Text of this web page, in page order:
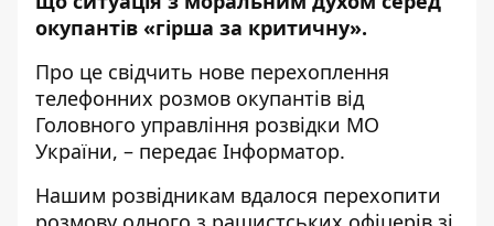
окупантів «гірша за критичну».
Про це свідчить нове перехоплення
телефонних розмов окупантів від
Головного управління розвідки МО
України, – передає Інформатор.
Нашим розвідникам вдалося перехопити